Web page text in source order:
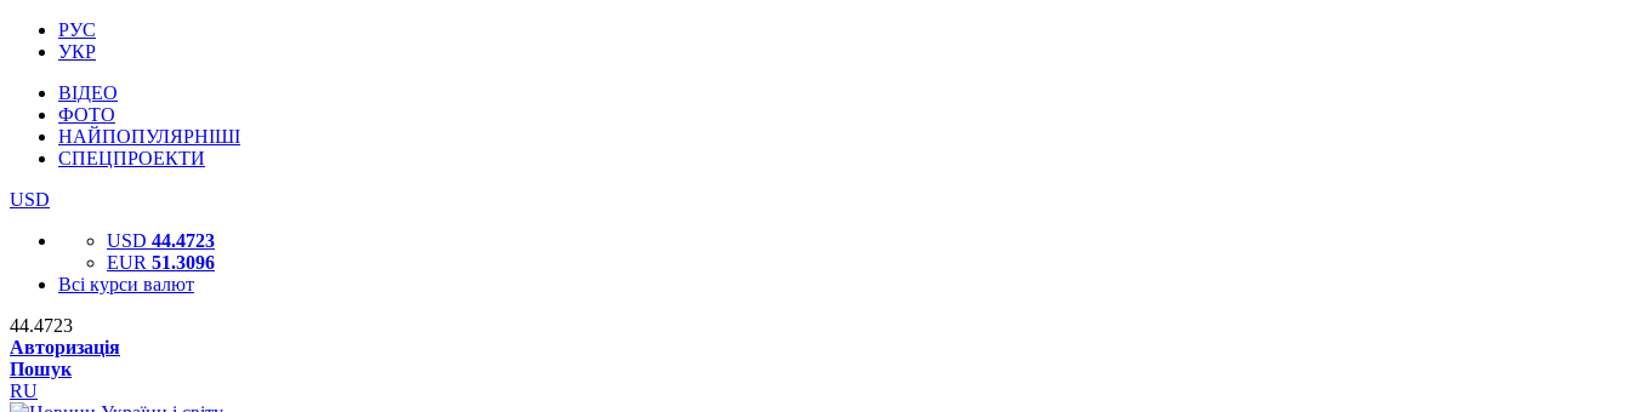
РУС
УКР
ВІДЕО
ФОТО
НАЙПОПУЛЯРНІШІ
СПЕЦПРОЕКТИ
USD
USD 44.4723
EUR 51.3096
Всі курси валют
44.4723
Авторизація
Пошук
RU